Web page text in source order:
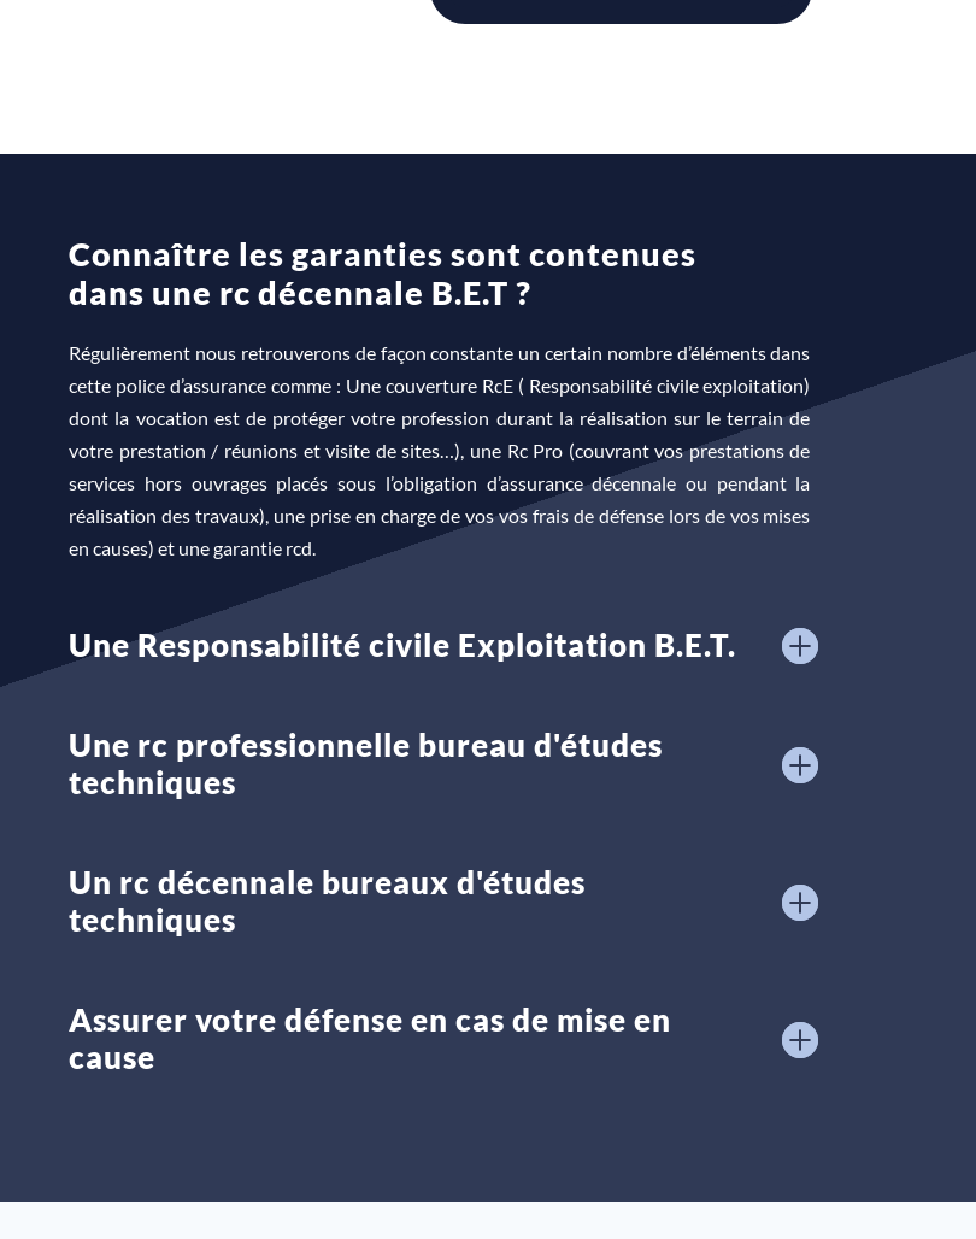
Connaître les garanties sont contenues
dans une rc décennale B.E.T ?
Régulièrement nous retrouverons de façon constante un certain nombre d’éléments dans
cette police d’assurance comme : Une couverture RcE ( Responsabilité civile exploitation)
dont la vocation est de protéger votre profession durant la réalisation sur le terrain de
votre prestation / réunions et visite de sites…), une Rc Pro (couvrant vos prestations de
services hors ouvrages placés sous l’obligation d’assurance décennale ou pendant la
réalisation des travaux), une prise en charge de vos vos frais de défense lors de vos mises
en causes) et une garantie rcd.
Une Responsabilité civile Exploitation B.E.T.
Une rc professionnelle bureau d'études
techniques
Un rc décennale bureaux d'études
techniques
Assurer votre défense en cas de mise en
cause